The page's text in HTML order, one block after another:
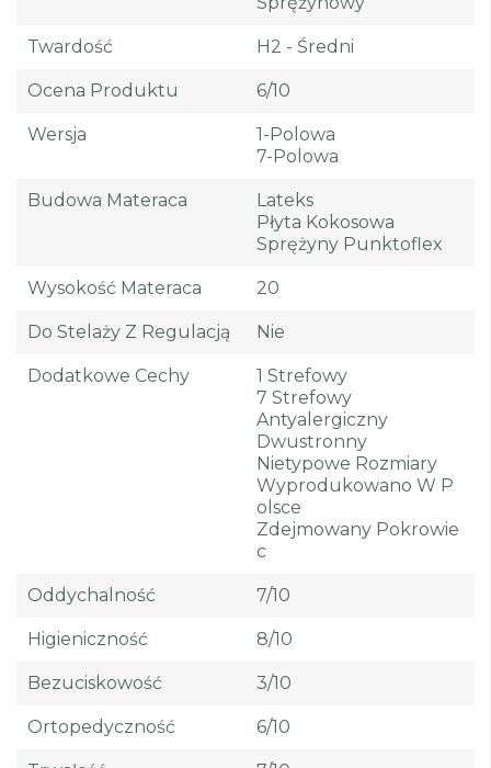
Twardość H2 - Średni
Ocena Produktu 6/10
Wersja
1-Polowa
7-Polowa
Budowa Materaca
Lateks
Płyta Kokosowa
Sprężyny Punktoflex
Wysokość Materaca 20
Do Stelaży Z Regulacją Nie
Dodatkowe Cechy
1 Strefowy
7 Strefowy
Antyalergiczny
Dwustronny
Nietypowe Rozmiary
Wyprodukowano W P
Olsce
Zdejmowany Pokrowie
C
Oddychalność 7/10
Higieniczność 8/10
Bezuciskowość 3/10
Ortopedyczność 6/10